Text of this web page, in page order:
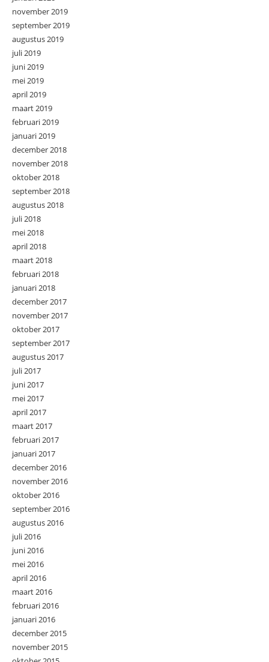
november 2019
september 2019
augustus 2019
juli 2019
juni 2019
mei 2019
april 2019
maart 2019
februari 2019
januari 2019
december 2018
november 2018
oktober 2018
september 2018
augustus 2018
juli 2018
mei 2018
april 2018
maart 2018
februari 2018
januari 2018
december 2017
november 2017
oktober 2017
september 2017
augustus 2017
juli 2017
juni 2017
mei 2017
april 2017
maart 2017
februari 2017
januari 2017
december 2016
november 2016
oktober 2016
september 2016
augustus 2016
juli 2016
juni 2016
mei 2016
april 2016
maart 2016
februari 2016
januari 2016
december 2015
november 2015